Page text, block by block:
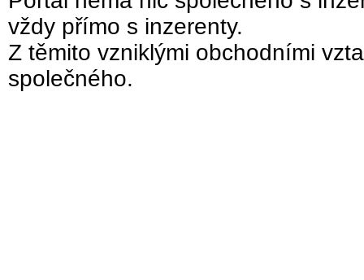
vždy přímo s inzerenty.
Z těmito vzniklými obchodními
společného.